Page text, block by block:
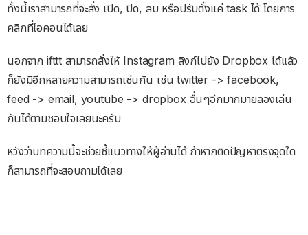
ทั้งนี้เราสามารถที่จะสั่ง เปิด, ปิด, ลบ หรือปรับตั้งแค่ task ได้ โดยการ
คลิกที่ไอคอนได้เลย
นอกจาก ifttt สามารถสั่งให้ Instagram ลิงก์ไปยัง Dropbox ได้แล้ว
ก็ยังมีอีกหลายความสามารถเช่นกัน เช่น twitter -> facebook,
feed -> email, youtube -> dropbox อื่นๆอีกมากมายลองเล่น
กันได้ตามชอบใจเลยนะครับ
หวังว่าบทความนี้จะช่วยชี้แนวทางให้ผู้อ่านได้ ถ้าหากติดปัญหาตรงจุดใด
ก็สามารถที่จะสอบถามได้เลย